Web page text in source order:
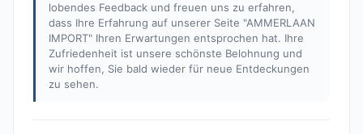
lobendes Feedback und freuen uns zu erfahren,
dass Ihre Erfahrung auf unserer Seite "AMMERLAAN
IMPORT" Ihren Erwartungen entsprochen hat. Ihre
Zufriedenheit ist unsere schönste Belohnung und
wir hoffen, Sie bald wieder für neue Entdeckungen
zu sehen.